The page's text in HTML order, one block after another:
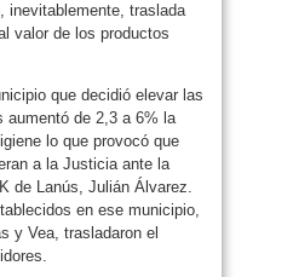
inevitablemente, traslada
valor de los productos
que decidió elevar las
aumentó de 2,3 a 6% la
lo que provocó que
a la Justicia ante la
de Lanús, Julián Álvarez.
en ese municipio,
y Vea, trasladaron el